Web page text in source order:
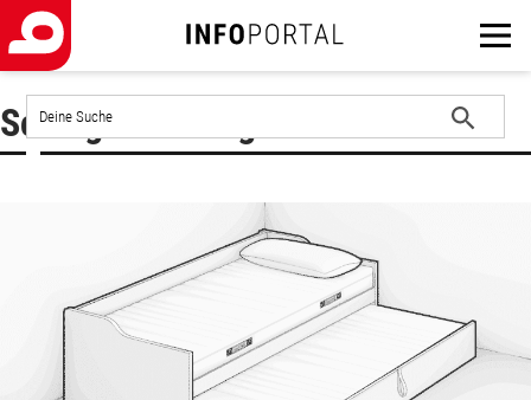
der
Website
Schlagwort : Jugendbett